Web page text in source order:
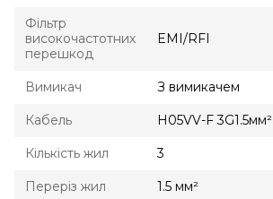
Фільтр
високочастотних
перешкод
EMI/RFI
Вимикач З вимикачем
Кабель H05VV-F 3G1.5мм²
Кількість жил 3
Переріз жил 1.5 мм²